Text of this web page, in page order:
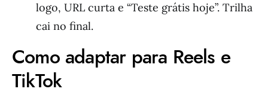
logo, URL curta e “Teste grátis hoje”. Trilha
cai no final.
Como adaptar para Reels e
TikTok